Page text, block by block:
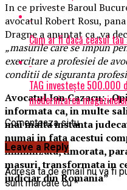
In ce priveste Baroul
avocatul Robert Rosu,
Dragne a anuntat ca „va
„masurile care se impun
exercitare a profesiei de
conditii de siguranta
Avocatul Ion Cazacu:
informata ca, in multe
mai inalta instanta
numai in fata acestui
minimizata, timorata,
masuri, transformata in
judiciar din Romania”
Cum ar fi dacă ceasul
TAG investește 500.000
modernizarea
Comenteaza si tu
Leave a Reply
Adresa ta de email nu va fi
sunt marcate cu*